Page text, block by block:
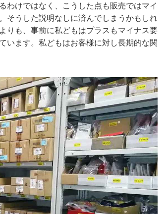
わけではなく、こうした点も販売ではマイ
そうした説明なしに済んでしまうかもしれ
りも、事前に私どもはプラスもマイナス要
います。私どもはお客様に対し長期的な関